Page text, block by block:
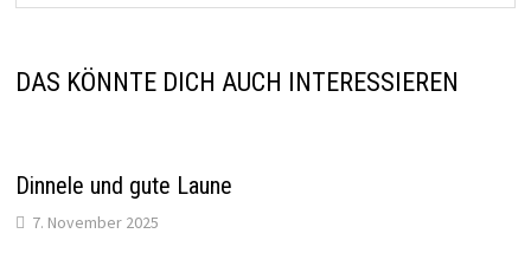
DAS KÖNNTE DICH AUCH INTERESSIEREN
Dinnele und gute Laune
7. November 2025